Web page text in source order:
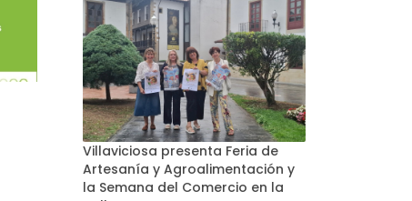
Villaviciosa presenta Feria de
Artesanía y Agroalimentación y
la Semana del Comercio en la